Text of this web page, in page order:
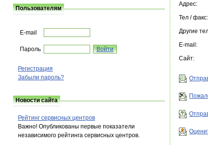
Адрес:
Тел / факс:
Другие
E-mail:
Сайт:
Пользователям
E-mail
Пароль
Регистрация
Забыли пароль?
Новости сайта
Рейтинг сервисных центров
Важно! Опубликованы первые показатели
независимого рейтинга сервисных центров.